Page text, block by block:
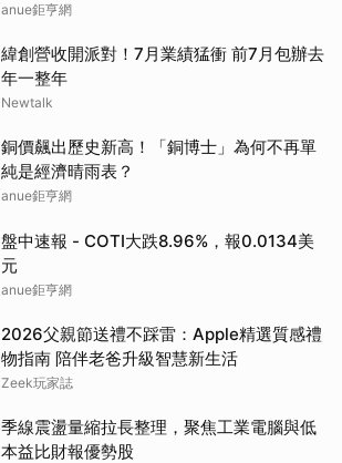
anue鉅亨網
緯創營收開派對！7月業績猛衝 前7月包辦去
年一整年
Newtalk
銅價飆出歷史新高！「銅博士」為何不再單
純是經濟晴雨表？
anue鉅亨網
盤中速報 - COTI大跌8.96%，報0.0134美
元
anue鉅亨網
2026父親節送禮不踩雷：Apple精選質感禮
物指南 陪伴老爸升級智慧新生活
Zeek玩家誌
季線震盪量縮拉長整理，聚焦工業電腦與低
本益比財報優勢股